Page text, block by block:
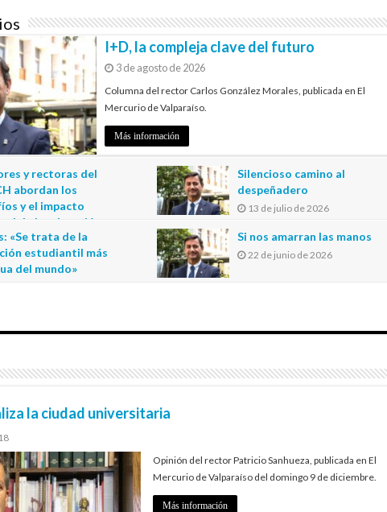
I+D, la compleja clave del futuro
3 de agosto de 2026
Columna del rector Carlos González Morales, publicada en El
Mercurio de Valparaíso.
Más información
y rectoras del
abordan los
y el impacto
de la educación
Silencioso camino al
despeñadero
13 de julio de 2026
«Se trata de la
estudiantil más
del mundo»
Si nos amarran las manos
22 de junio de 2026
la ciudad universitaria
Opinión del rector Patricio Sanhueza, publicada en El
Mercurio de Valparaíso del domingo 9 de diciembre.
Más información